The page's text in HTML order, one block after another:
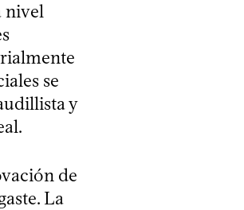
nivel
se
y
de
La